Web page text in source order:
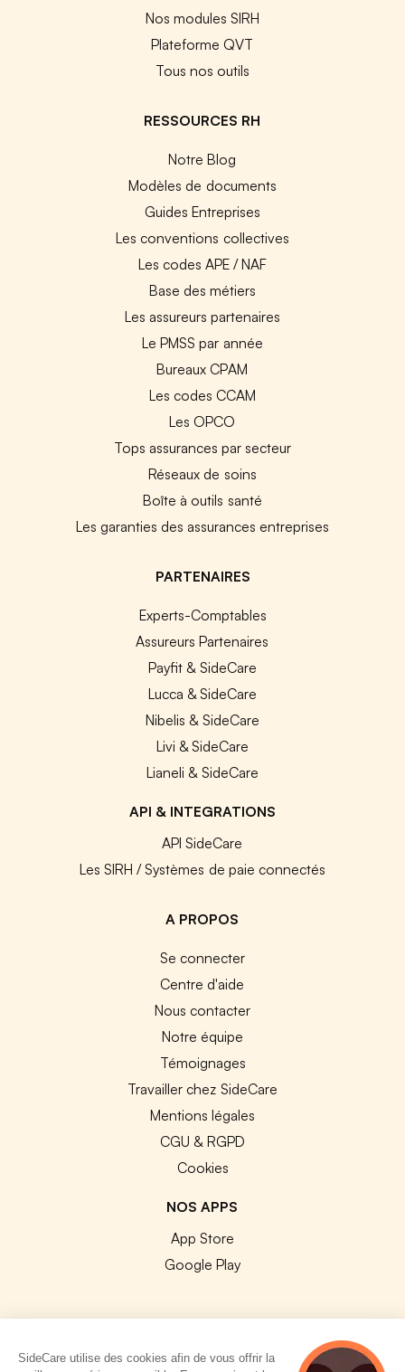
Nos modules SIRH
Plateforme QVT
Tous nos outils
RESSOURCES RH
Notre Blog
Modèles de documents
Guides Entreprises
Les conventions collectives
Les codes APE / NAF
Base des métiers
Les assureurs partenaires
Le PMSS par année
Bureaux CPAM
Les codes CCAM
Les OPCO
Tops assurances par secteur
Réseaux de soins
Boîte à outils santé
Les garanties des assurances entreprises
PARTENAIRES
Experts-Comptables
Assureurs Partenaires
Payfit & SideCare
Lucca & SideCare
Nibelis & SideCare
Livi & SideCare
Lianeli & SideCare
API & INTEGRATIONS
API SideCare
Les SIRH / Systèmes de paie connectés
A PROPOS
Se connecter
Centre d'aide
Nous contacter
Notre équipe
Témoignages
Travailler chez SideCare
Mentions légales
CGU & RGPD
Cookies
NOS APPS
App Store
Google Play
SideCare utilise des cookies afin de vous offrir la